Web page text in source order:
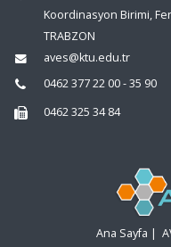
Koordinasyon Birimi,
TRABZON
aves@ktu.edu.tr
0462 377 22 00 - 35 90
0462 325 34 84
Ana Sayfa |